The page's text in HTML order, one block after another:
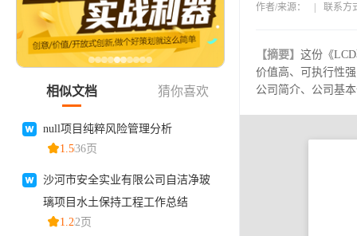
作者/来源： 联系方
【摘要】 这份《
价值高、可执行性
公司简介、公司基